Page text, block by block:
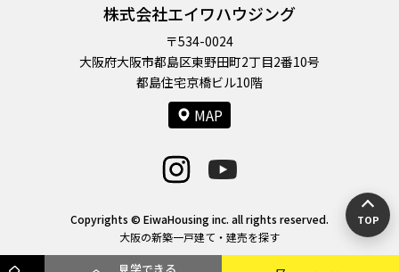
株式会社エイワハウジング
〒534-0024
大阪府大阪市都島区東野田町2丁目2番10号
都島住宅京橋ビル10階
MAP
Copyrights © EiwaHousing inc. all rights reserved.
大阪の新築一戸建て・建売を探す
TOP